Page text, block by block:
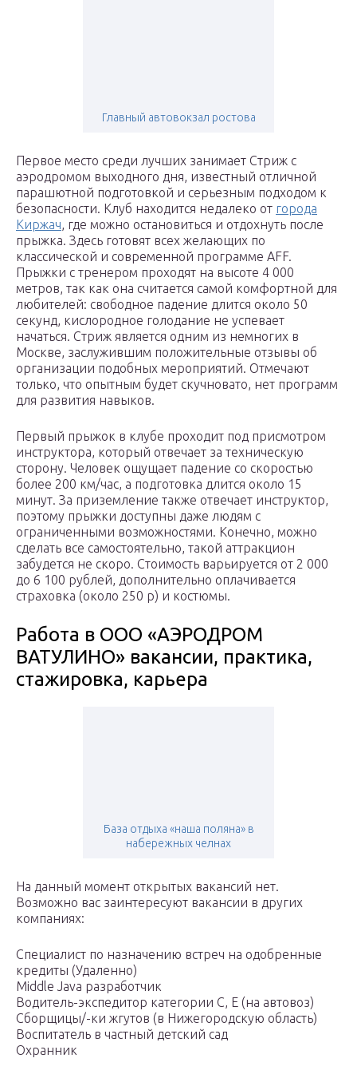
Главный автовокзал ростова
Первое место среди лучших занимает Стриж с
аэродромом выходного дня, известный отличной
парашютной подготовкой и серьезным подходом к
безопасности. Клуб находится недалеко от города
Киржач, где можно остановиться и отдохнуть после
прыжка. Здесь готовят всех желающих по
классической и современной программе AFF.
Прыжки с тренером проходят на высоте 4 000
метров, так как она считается самой комфортной для
любителей: свободное падение длится около 50
секунд, кислородное голодание не успевает
начаться. Стриж является одним из немногих в
Москве, заслужившим положительные отзывы об
организации подобных мероприятий. Отмечают
только, что опытным будет скучновато, нет программ
для развития навыков.
Первый прыжок в клубе проходит под присмотром
инструктора, который отвечает за техническую
сторону. Человек ощущает падение со скоростью
более 200 км/час, а подготовка длится около 15
минут. За приземление также отвечает инструктор,
поэтому прыжки доступны даже людям с
ограниченными возможностями. Конечно, можно
сделать все самостоятельно, такой аттракцион
забудется не скоро. Стоимость варьируется от 2 000
до 6 100 рублей, дополнительно оплачивается
страховка (около 250 р) и костюмы.
Работа в ООО «АЭРОДРОМ
ВАТУЛИНО» вакансии, практика,
стажировка, карьера
База отдыха «наша поляна» в
набережных челнах
На данный момент открытых вакансий нет.
Возможно вас заинтересуют вакансии в других
компаниях:
Специалист по назначению встреч на одобренные
кредиты (Удаленно)
Middle Java разработчик
Водитель-экспедитор категории С, Е (на автовоз)
Сборщицы/-ки жгутов (в Нижегородскую область)
Воспитатель в частный детский сад
Охранник